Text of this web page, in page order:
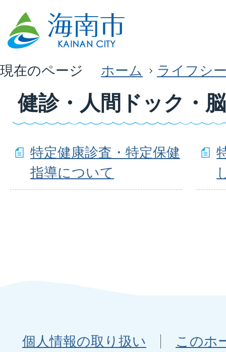
現在のページ ホーム ライフシ
健診・人間ドック・
特定健康診査・特定保健
指導について
個人情報の取り扱い
このホ